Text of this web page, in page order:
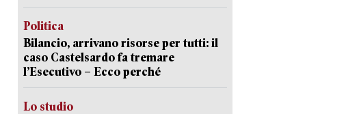
Politica
Bilancio, arrivano risorse per tutti: il
caso Castelsardo fa tremare
l’Esecutivo – Ecco perché
Lo studio